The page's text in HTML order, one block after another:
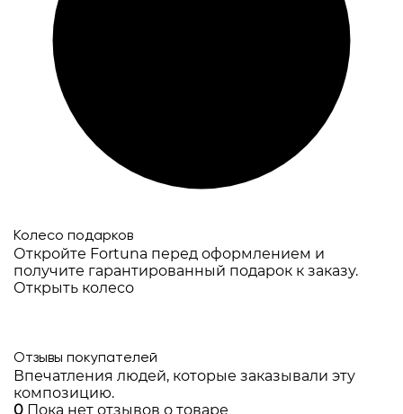
Колесо подарков
Откройте Fortuna перед оформлением и
получите гарантированный подарок к заказу.
Открыть колесо
Отзывы покупателей
Впечатления людей, которые заказывали эту
композицию.
0 Пока нет отзывов о товаре